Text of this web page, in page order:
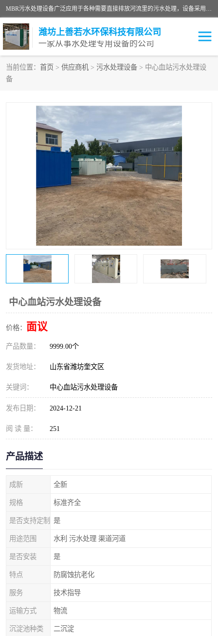
MBR污水处理设备广泛应用于各种需要直接排放河流里的污水处理，设备采用膜生物反应器（Membrane Bioreactor,简称MBR〕技术，取代了传统工艺中的二沉池，它可以*地进行固液分离，得到直接使用的稳定中水，又可在生物池内维持高浓度的微生物量，工艺剩余污泥少，极有效地去除氨氮，出水悬浮物和浊度接近于零，出水中细菌和病毒被大幅度去除，能耗低，占地面积小。
潍坊上善若水环保科技有限公司
一家从事水处理专用设备的公司
当前位置： 首页 > 供应商机 > 污水处理设备 > 中心血站污水处理设
备
中心血站污水处理设备
价格： 面议
产品数量： 9999.00个
发货地址： 山东省潍坊奎文区
关键词： 中心血站污水处理设备
发布日期： 2024-12-21
阅 读 量： 251
产品描述
成新 全新
规格 标准齐全
是否支持定制 是
用途范围 水利 污水处理 渠道河道
是否安装 是
特点 防腐蚀抗老化
服务 技术指导
运输方式 物流
沉淀池种类 二沉淀
生活污水处理设备 油墨污水处理设备
洗涤污水处理设备 实验室污水处理设备
诊所门诊污水处理设备 臭氧消毒设备
养殖污水处理设备 屠宰污水处理设备
一体化污水处理设备 食品制造业污水处理设备
医院辐射污水衰变池